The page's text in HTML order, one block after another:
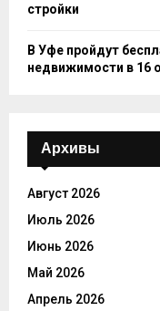
стройки
В Уфе пройдут
недвижимости в 16
Архивы
Август 2026
Июль 2026
Июнь 2026
Май 2026
Апрель 2026